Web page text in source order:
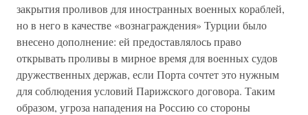
закрытия проливов для иностранных военных кораблей,
но в него в качестве «вознаграждения» Турции было
внесено дополнение: ей предоставлялось право
открывать проливы в мирное время для военных судов
дружественных держав, если Порта сочтет это нужным
для соблюдения условий Парижского договора. Таким
образом, угроза нападения на Россию со стороны